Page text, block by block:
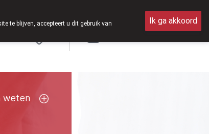
weten
te blijven, accepteert u dit gebruik van
Ik ga akkoord